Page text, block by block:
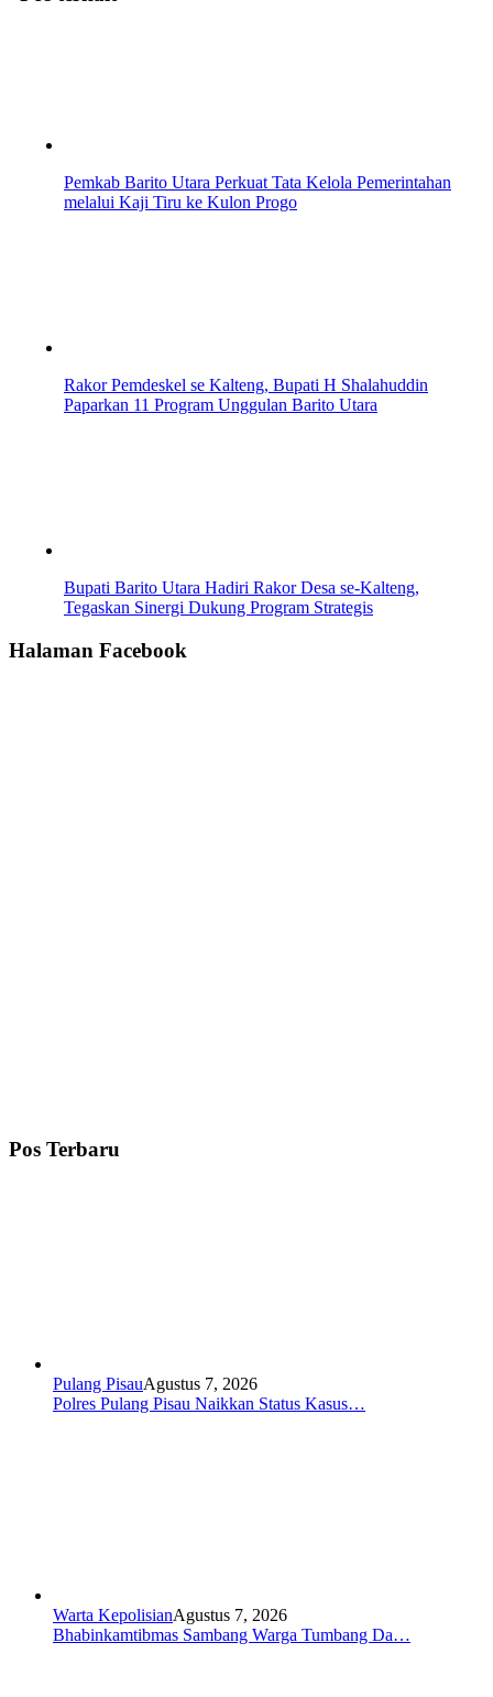
Pemkab Barito Utara Perkuat Tata Kelola Pemerintahan
melalui Kaji Tiru ke Kulon Progo
Rakor Pemdeskel se Kalteng, Bupati H Shalahuddin
Paparkan 11 Program Unggulan Barito Utara
Bupati Barito Utara Hadiri Rakor Desa se-Kalteng,
Tegaskan Sinergi Dukung Program Strategis
Halaman Facebook
Pos Terbaru
Pulang PisauAgustus 7, 2026
Polres Pulang Pisau Naikkan Status Kasus…
Warta KepolisianAgustus 7, 2026
Bhabinkamtibmas Sambang Warga Tumbang Da…